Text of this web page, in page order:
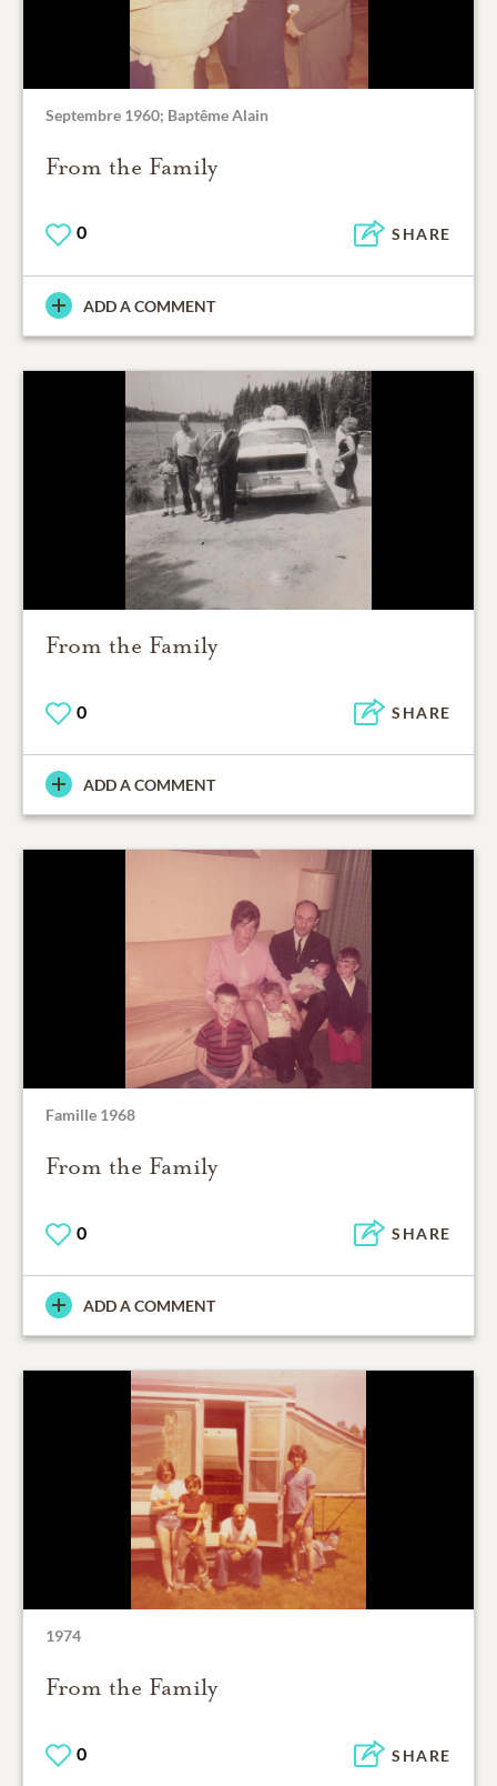
Septembre 1960; Baptême Alain
From the Family
0 SHARE
ADD A COMMENT
From the Family
0 SHARE
ADD A COMMENT
Famille 1968
From the Family
0 SHARE
ADD A COMMENT
1974
From the Family
0 SHARE